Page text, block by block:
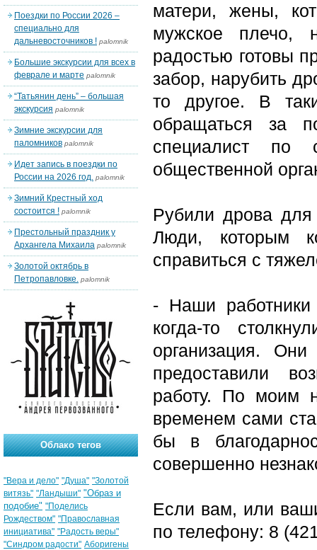
матери, жены,
мужское плечо,
радостью готовы
забор, нарубить
то другое. В
обращаться за
специалист по
общественной
Рубили дрова
Люди, которым
справиться с
- Наши
когда-то
организация.
предоставили
работу. По моим
временем сами
бы в
совершенно
Если вам, или
по телефону: 8
Поездки по России 2026 –
специально для
дальневосточников ! palomnik
Большие экскурсии для всех в
феврале и марте palomnik
“Татьянин день” – большая
экскурсия palomnik
Зимние экскурсии для
паломников palomnik
Идет запись в поездки по
России на 2026 год. palomnik
Зимний Крестный ход
состоится ! palomnik
Престольный праздник у
Архангела Михаила palomnik
Золотой октябрь в
Петропавловке. palomnik
Облако тегов
"Вера и дело" "Душа" "Золотой
витязь" "Ландыши" "Образ и
подобие" "Поделись
Рождеством" "Православная
инициатива" "Радость веры"
"Синдром радости" Аборигены